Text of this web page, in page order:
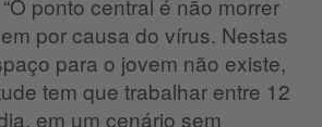
ponto central é não morrer
por causa do vírus. Nestas
para o jovem não existe,
tem que trabalhar entre 12
em um cenário sem